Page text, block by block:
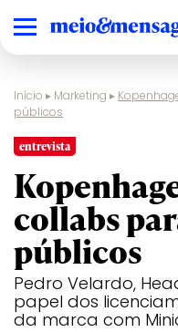
Início ▸ Marketing ▸
públicos
entrevista
collabs
públicos
Pedro Velardo,
papel dos
da marca com